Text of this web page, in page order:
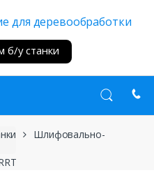
для деревообработки
б/у станки
Шлифовально-